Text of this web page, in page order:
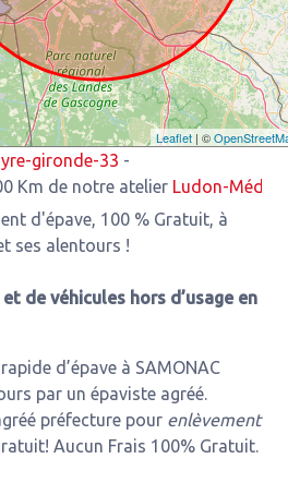
Leaflet | ©
gironde-33 -
notre atelierLudon-Médoc3,93
d'épave, 100 % Gratuit, à
ses alentours !
de véhicules hors d’usage en
d’épave à SAMONAC
par un épaviste agréé.
préfecture pour enlèvement
Aucun Frais 100% Gratuit.